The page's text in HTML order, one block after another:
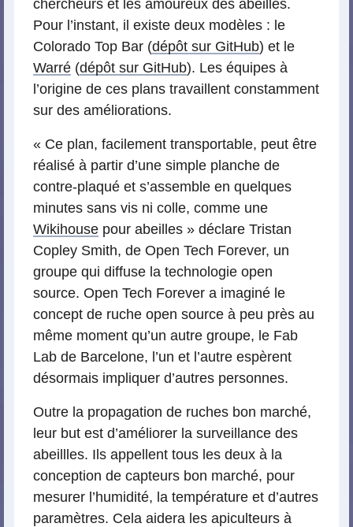
chercheurs et les amoureux des abeilles.
Pour l’instant, il existe deux modèles : le
Colorado Top Bar (dépôt sur GitHub) et le
Warré (dépôt sur GitHub). Les équipes à
l’origine de ces plans travaillent constamment
sur des améliorations.
« Ce plan, facilement transportable, peut être
réalisé à partir d’une simple planche de
contre-plaqué et s’assemble en quelques
minutes sans vis ni colle, comme une
Wikihouse pour abeilles » déclare Tristan
Copley Smith, de Open Tech Forever, un
groupe qui diffuse la technologie open
source. Open Tech Forever a imaginé le
concept de ruche open source à peu près au
même moment qu’un autre groupe, le Fab
Lab de Barcelone, l’un et l’autre espèrent
désormais impliquer d’autres personnes.
Outre la propagation de ruches bon marché,
leur but est d’améliorer la surveillance des
abeillles. Ils appellent tous les deux à la
conception de capteurs bon marché, pour
mesurer l’humidité, la température et d’autres
paramètres. Cela aidera les apiculteurs à